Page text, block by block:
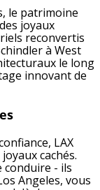
le patrimoine
joyaux
reconvertis
à West
le long
innovant de
LAX
cachés.
conduire - ils
Angeles, vous